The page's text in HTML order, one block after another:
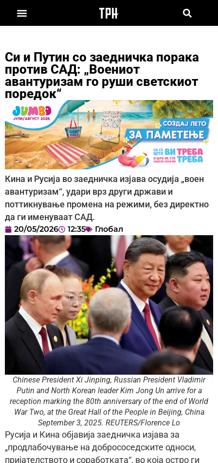
Си и Путин со заедничка порака
против САД: „Воениот
авантуризам го руши светскиот
поредок“
Кина и Русија во заедничка изјава осудија „воен
авантуризам“, удари врз други држави и
поттикнување промена на режими, без директно
да ги именуваат САД.
20/05/2026 12:35 Глобал
Chinese President Xi Jinping, Russian President Vladimir
Putin and North Korean leader Kim Jong Un arrive for a
reception marking the 80th anniversary of the end of World
War Two, at the Great Hall of the People in Beijing, China
September 3, 2025. REUTERS/Florence Lo
Русија и Кина објавија заедничка изјава за
„продлабочување на добрососедските односи,
пријателството и соработката“, во која остро ги